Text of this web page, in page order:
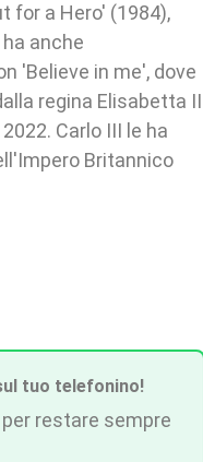
for a Hero' (1984),
anche
'Believe in me', dove
regina Elisabetta II
Carlo III le ha
Britannico
tuo telefonino!
per restare sempre